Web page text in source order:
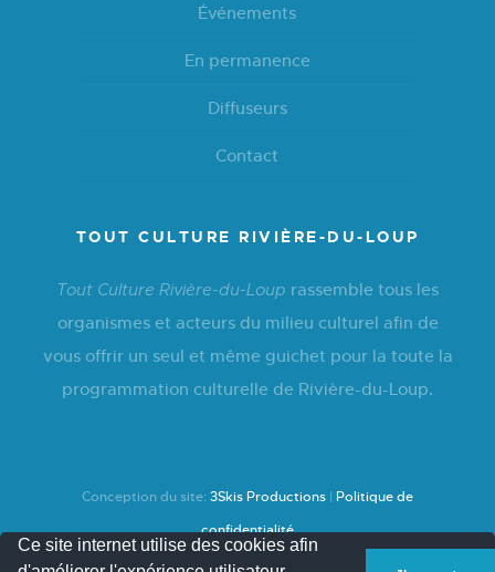
Événements
En permanence
Diffuseurs
Contact
TOUT CULTURE RIVIÈRE-DU-LOUP
Tout Culture Rivière-du-Loup rassemble tous les
organismes et acteurs du milieu culturel afin de
vous offrir un seul et même guichet pour la toute la
programmation culturelle de Rivière-du-Loup.
Conception du site: 3Skis Productions | Politique de
confidentialité
Ce site internet utilise des cookies afin